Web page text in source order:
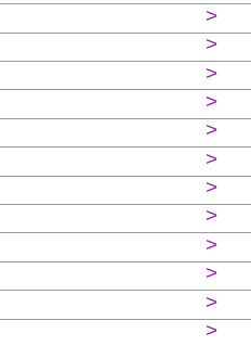
>
>
>
>
>
>
>
>
>
>
>
>